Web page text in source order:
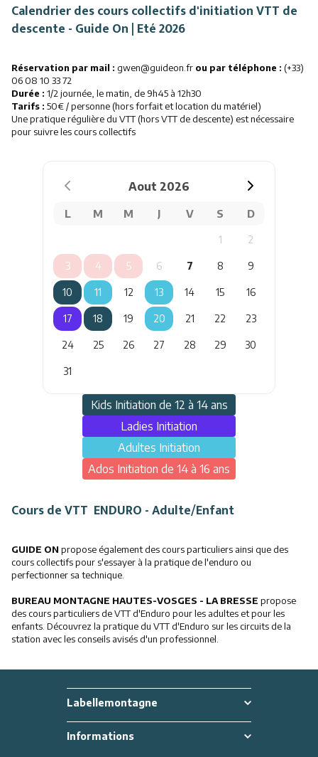
Calendrier des cours collectifs d'initiation VTT de
descente - Guide On | Eté 2026
Réservation par mail : gwen@guideon.fr ou par téléphone : (+33)
06 08 10 33 72
Durée : 1/2 journée, le matin, de 9h45 à 12h30
Tarifs : 50€ / personne (hors forfait et location du matériel)
Une pratique régulière du VTT (hors VTT de descente) est nécessaire
pour suivre les cours collectifs
Aout 2026
L M M J V S D
1 2
3 4 5 6 7 8 9
10 11 12 13 14 15 16
17 18 19 20 21 22 23
24 25 26 27 28 29 30
31
Kids Initiation de 12 à 14 ans
Ladies Initiation
Adultes Initiation
Ados Initiation de 14 à 16 ans
Cours de VTT ENDURO - Adulte/Enfant
GUIDE ON propose également des cours particuliers ainsi que des
cours collectifs pour s'essayer à la pratique de l'enduro ou
perfectionner sa technique.
BUREAU MONTAGNE HAUTES-VOSGES - LA BRESSE propose
des cours particuliers de VTT d'Enduro pour les adultes et pour les
enfants. Découvrez la pratique du VTT d'Enduro sur les circuits de la
station avec les conseils avisés d'un professionnel.
Labellemontagne
Informations